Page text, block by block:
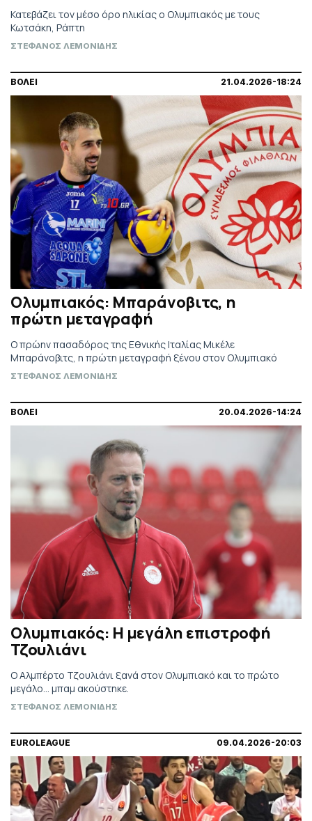
Κατεβάζει τον μέσο όρο ηλικίας ο Ολυμπιακός με τους
Κωτσάκη, Ράπτη
ΣΤΕΦΑΝΟΣ ΛΕΜΟΝΙΔΗΣ
ΒΟΛΕΙ 21.04.2026-18:24
Oλυμπιακός: Μπαράνοβιτς, η
πρώτη μεταγραφή
Ο πρώην πασαδόρος της Εθνικής Ιταλίας Μικέλε
Μπαράνοβιτς, η πρώτη μεταγραφή ξένου στον Ολυμπιακό
ΣΤΕΦΑΝΟΣ ΛΕΜΟΝΙΔΗΣ
ΒΟΛΕΙ 20.04.2026-14:24
Ολυμπιακός: Η μεγάλη επιστροφή
Τζουλιάνι
Ο Αλμπέρτο Τζουλιάνι ξανά στον Ολυμπιακό και το πρώτο
μεγάλο... μπαμ ακούστηκε.
ΣΤΕΦΑΝΟΣ ΛΕΜΟΝΙΔΗΣ
EUROLEAGUE 09.04.2026-20:03